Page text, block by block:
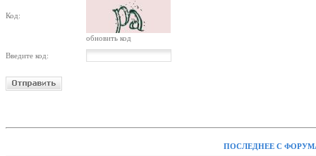
Код:
обновить код
Введите код:
ПОСЛЕДНЕЕ С